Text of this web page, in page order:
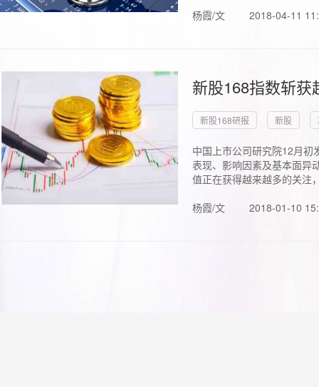
杨霞/文 2018-04-11
新股168指数斩
新股168研报 新股
中国上市公司研究院12月初
表现、影响因素及基本面异
值正在获得越来越多的关注
杨霞/文
2018-01-10